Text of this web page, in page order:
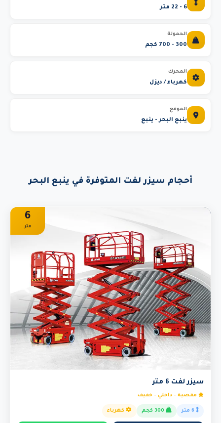
6 - 22 متر
الحمولة
300 - 700 كجم
المحرك
كهرباء / ديزل
الموقع
ينبع البحر - ينبع
أحجام سيزر لفت المتوفرة في ينبع البحر
6
متر
سيزر لفت 6 متر
مقصية - داخلي - خفيف
كهرباء